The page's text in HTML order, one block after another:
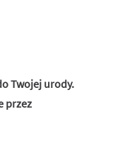
Twojej urody.
przez